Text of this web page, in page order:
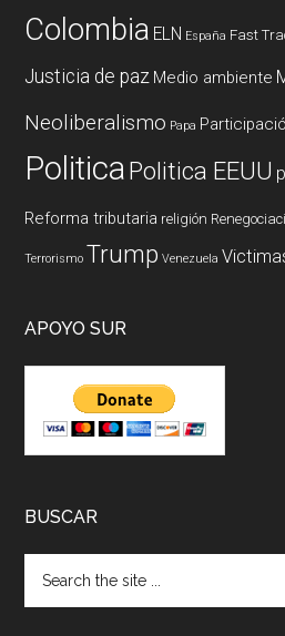
Colombia ELN España Fast
Justicia de paz Medio ambiente
Neoliberalismo Papa
PoliticaPolitica EEUU
Reforma tributaria religión
Terrorismo Trump Venezuela
APOYO SUR
BUSCAR